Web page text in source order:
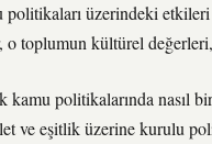
politikaları üzerindeki
toplumun kültürel
kamu politikalarında nasıl
ve eşitlik üzerine kurulu